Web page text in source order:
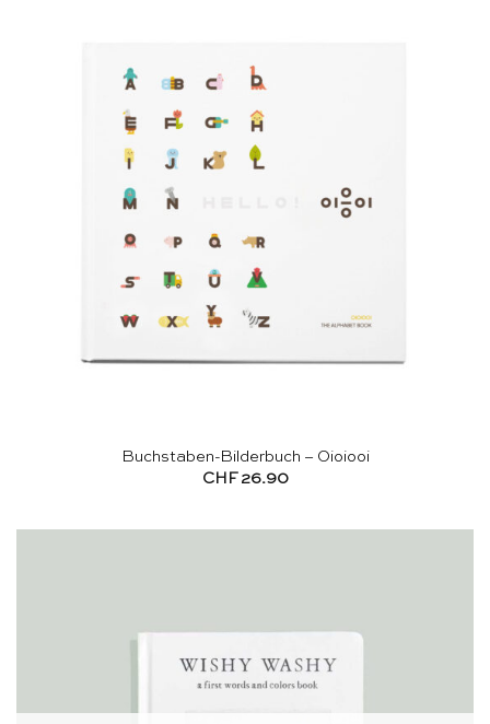
Buchstaben-Bilderbuch – Oioiooi
CHF26.90